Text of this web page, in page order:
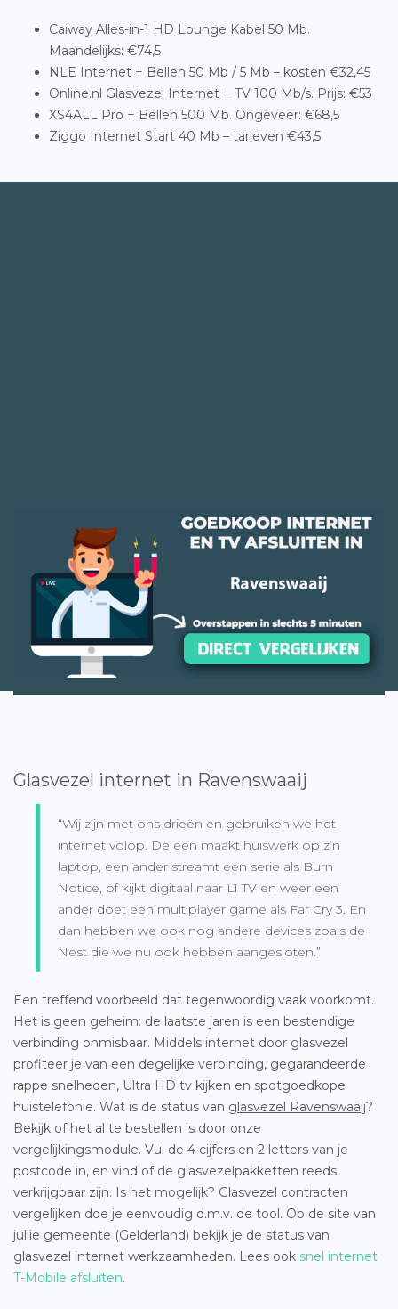
Caiway Alles-in-1 HD Lounge Kabel 50 Mb.
Maandelijks: €74,5
NLE Internet + Bellen 50 Mb / 5 Mb – kosten €32,45
Online.nl Glasvezel Internet + TV 100 Mb/s. Prijs: €53
XS4ALL Pro + Bellen 500 Mb. Ongeveer: €68,5
Ziggo Internet Start 40 Mb – tarieven €43,5
Glasvezel internet in Ravenswaaij
“Wij zijn met ons drieën en gebruiken we het
internet volop. De een maakt huiswerk op z’n
laptop, een ander streamt een serie als Burn
Notice, of kijkt digitaal naar L1 TV en weer een
ander doet een multiplayer game als Far Cry 3. En
dan hebben we ook nog andere devices zoals de
Nest die we nu ook hebben aangesloten.”
Een treffend voorbeeld dat tegenwoordig vaak voorkomt.
Het is geen geheim: de laatste jaren is een bestendige
verbinding onmisbaar. Middels internet door glasvezel
profiteer je van een degelijke verbinding, gegarandeerde
rappe snelheden, Ultra HD tv kijken en spotgoedkope
huistelefonie. Wat is de status van glasvezel Ravenswaaij?
Bekijk of het al te bestellen is door onze
vergelijkingsmodule. Vul de 4 cijfers en 2 letters van je
postcode in, en vind of de glasvezelpakketten reeds
verkrijgbaar zijn. Is het mogelijk? Glasvezel contracten
vergelijken doe je eenvoudig d.m.v. de tool. Op de site van
jullie gemeente (Gelderland) bekijk je de status van
glasvezel internet werkzaamheden. Lees ook snel internet
T-Mobile afsluiten.